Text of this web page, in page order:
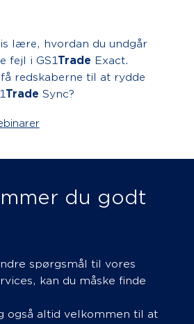
lære, hvordan du undgår
fejl i GS1Trade Exact.
redskaberne til at rydde
Trade Sync?
du godt
spørgsmål til vores
kan du måske finde
også altid velkommen til at